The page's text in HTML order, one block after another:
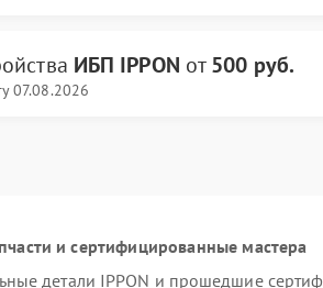
ИБП IPPON от500 руб.
07.08.2026
и сертифицированные мастера
детали IPPON и прошедшие